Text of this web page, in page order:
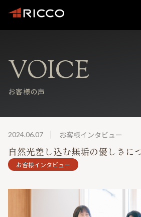
VOICE
お客様の声
2024.06.07 お客様インタビュー
自然光差し込む無垢の優しさに
お客様インタビュー